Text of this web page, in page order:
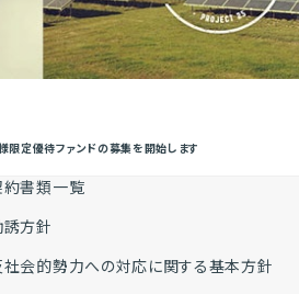
限定優待ファンドの募集を開始します
約書類一覧
誘方針
社会的勢力への対応に関する基本方針